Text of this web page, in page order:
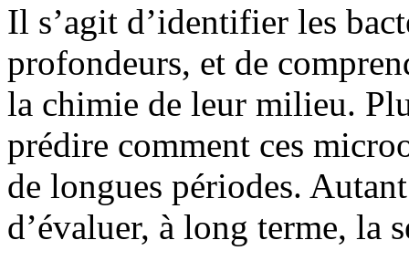
Il s’agit d’identifier les
profondeurs, et de
la chimie de leur milieu.
prédire comment ces
de longues périodes.
d’évaluer, à long terme, la